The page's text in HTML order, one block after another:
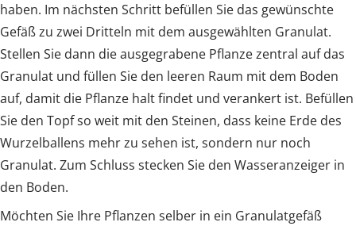
haben. Im nächsten Schritt befüllen Sie das gewünschte
Gefäß zu zwei Dritteln mit dem ausgewählten Granulat.
Stellen Sie dann die ausgegrabene Pflanze zentral auf das
Granulat und füllen Sie den leeren Raum mit dem Boden
auf, damit die Pflanze halt findet und verankert ist. Befüllen
Sie den Topf so weit mit den Steinen, dass keine Erde des
Wurzelballens mehr zu sehen ist, sondern nur noch
Granulat. Zum Schluss stecken Sie den Wasseranzeiger in
den Boden.
Möchten Sie Ihre Pflanzen selber in ein Granulatgefäß